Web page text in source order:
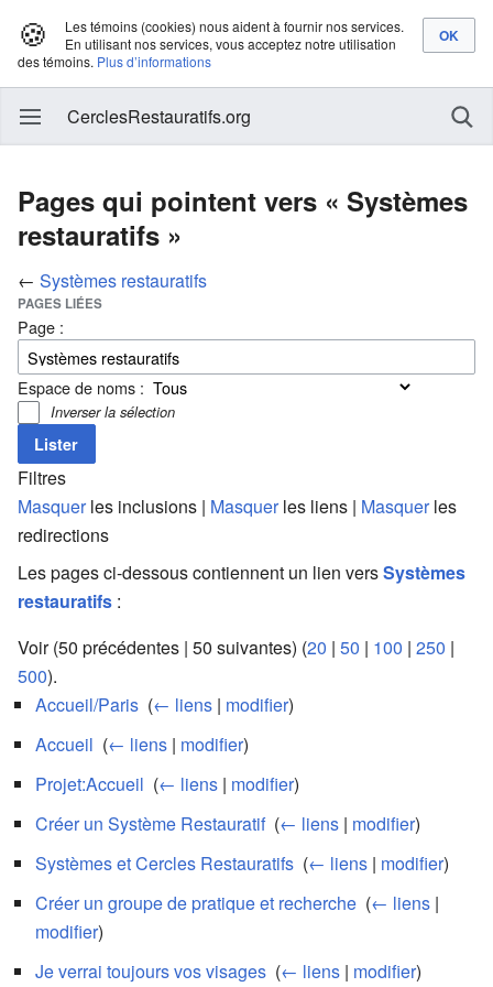
🍪
Les témoins (cookies) nous aident à fournir nos services.
En utilisant nos services, vous acceptez notre utilisation
des témoins. Plus d’informations
CerclesRestauratifs.org
Pages qui pointent vers « Systèmes
restauratifs »
← Systèmes restauratifs
PAGES LIÉES
Page :
Espace de noms :
Inverser la sélection
Filtres
Masquerles inclusions | Masquerles liens | Masquerles
redirections
Les pages ci-dessous contiennent un lien versSystèmes
restauratifs :
Voir (50 précédentes | 50 suivantes) (20 | 50 | 100 | 250 |
500).
Accueil/Paris (← liens | modifier)
Accueil (← liens | modifier)
Projet:Accueil (← liens | modifier)
Créer un Système Restauratif‎ (← liens | modifier)
Systèmes et Cercles Restauratifs (← liens | modifier)
Créer un groupe de pratique et recherche (← liens |
modifier)
Je verrai toujours vos visages (← liens | modifier)